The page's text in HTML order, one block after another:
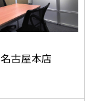
名古屋本店